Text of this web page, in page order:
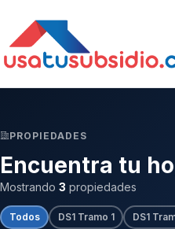
PROPIEDADES
Encuentra tu
Mostrando 3 propiedades
Todos DS1 Tramo 1 DS1